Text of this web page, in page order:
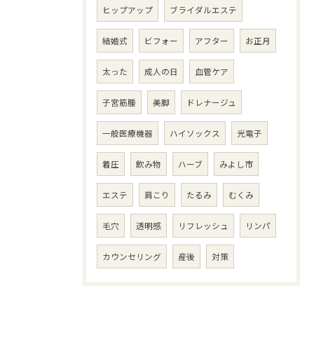
ヒップアップ ブライダルエステ
結婚式 ビフォー アフター お正月
太った 成人の日 血管ケア
子宮筋腫 美脚 ドレナージュ
一般医療機器 ハイソックス 光電子
着圧 飲み物 ハーブ みよし市
エステ 肩こり たるみ むくみ
毛穴 透明感 リフレッシュ リンパ
カウンセリング 産後 対策